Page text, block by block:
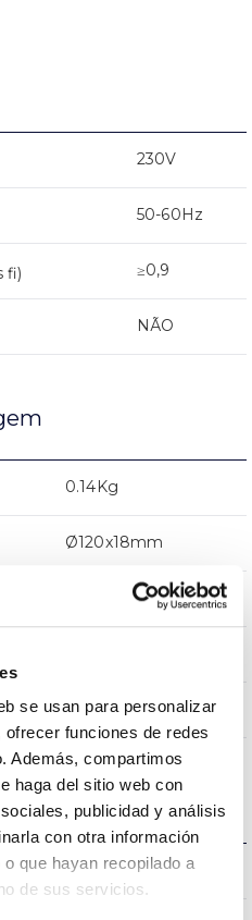
se usan para personalizar
funciones de redes
Además, compartimos
haga del sitio web con
publicidad y análisis
con otra información
que hayan recopilado a
de sus servicios.
230V
50-60Hz
fi) ≥0,9
NÃO
0.14Kg
Ø120x18mm
Tecto de encastrar
Directa
3000K